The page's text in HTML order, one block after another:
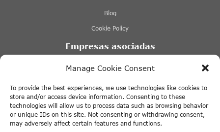
Manage Cookie Consent
To provide the best experiences, we use technologies like cookies to
store and/or access device information. Consenting to these
technologies will allow us to process data such as browsing behavior
or unique IDs on this site. Not consenting or withdrawing consent,
may adversely affect certain features and functions.
Blog
Cookie Policy
Empresas asociadas
Lovers Ámsterdam
Tours & Tickets Ámsterdam
Tiqets
+ Más enlaces